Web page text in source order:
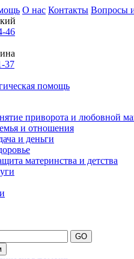
О нас Контакты Вопросы
46
37
помощь
приворота и любовной
и отношения
и деньги
материнства и детства